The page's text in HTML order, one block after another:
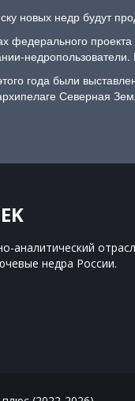
новых недр будут
федерального
года были
Северная
аналитический
недра России.